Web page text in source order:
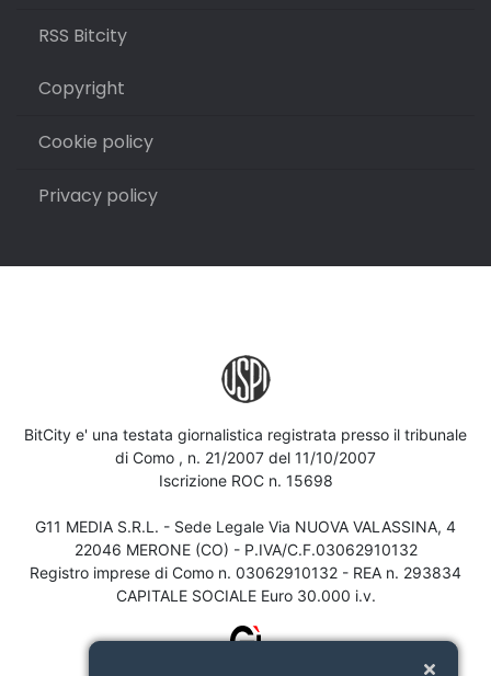
RSS Bitcity
Copyright
Cookie policy
Privacy policy
BitCity e' una testata giornalistica registrata presso il tribunale
di Como , n. 21/2007 del 11/10/2007
Iscrizione ROC n. 15698
G11 MEDIA S.R.L. - Sede Legale Via NUOVA VALASSINA, 4
22046 MERONE (CO) - P.IVA/C.F.03062910132
Registro imprese di Como n. 03062910132 - REA n. 293834
CAPITALE SOCIALE Euro 30.000 i.v.